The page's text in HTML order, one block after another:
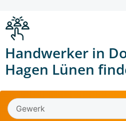
Handwerker in
Hagen Lünen